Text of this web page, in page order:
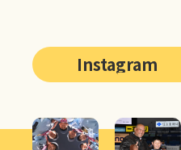
Instagram